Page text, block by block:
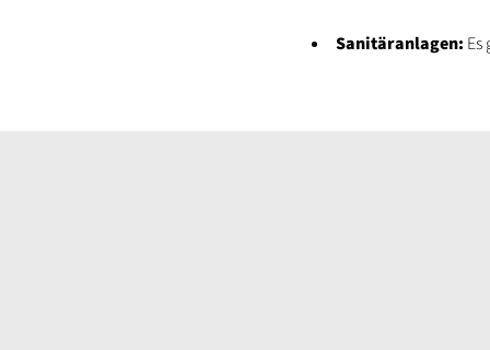
Sanitäranlagen: